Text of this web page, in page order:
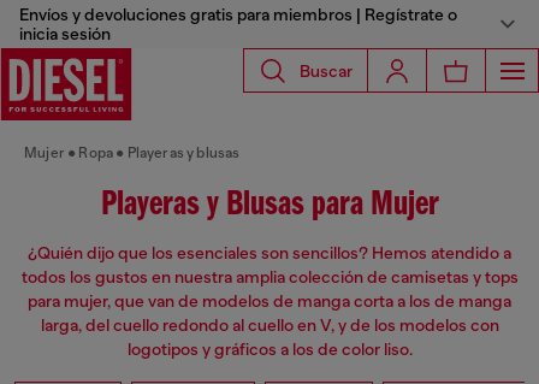
Envíos y devoluciones gratis para miembros | Regístrate o
inicia sesión
Buscar
Mujer Ropa Playeras y blusas
Playeras y Blusas para Mujer
¿Quién dijo que los esenciales son sencillos? Hemos atendido a
todos los gustos en nuestra amplia colección de camisetas y tops
para mujer, que van de modelos de manga corta a los de manga
larga, del cuello redondo al cuello en V, y de los modelos con
logotipos y gráficos a los de color liso.